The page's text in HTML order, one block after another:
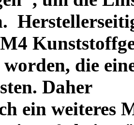
worden, die
Daher
ein weiteres